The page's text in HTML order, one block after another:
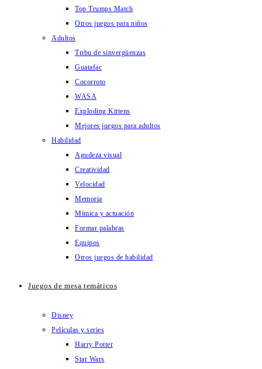
Top Trumps Match
Otros juegos para niños
Adultos
Tribu de sinvergüenzas
Guatafac
Cocorroto
WASA
Exploding Kittens
Mejores juegos para adultos
Habilidad
Agudeza visual
Creatividad
Velocidad
Memoria
Mímica y actuación
Formar palabras
Equipos
Otros juegos de habilidad
Juegos de mesa temáticos
Disney
Películas y series
Harry Potter
Star Wars